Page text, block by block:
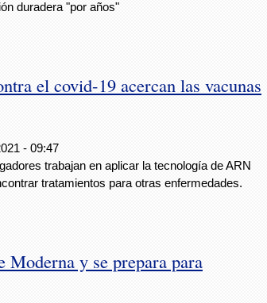
duradera "por años"
el covid-19 acercan las vacunas
- 09:47
trabajan en aplicar la tecnología de ARN
tratamientos para otras enfermedades.
y se prepara para